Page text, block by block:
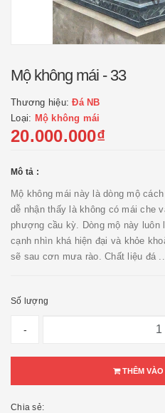
Mộ không mái - 33
Thương hiệu:Đá NB
Loại: Mộ không mái
20.000.000₫
Mô tả :
Mộ không mái này là dòng mộ
dễ nhận thấy là không có mái che
phượng cầu kỳ. Dòng mộ này luôn
cạnh nhìn khá hiện đại và khỏe
sẽ sau cơn mưa rào. Chất liệu đá
Số lượng
-
THÊM VÀO
Chia sẻ: